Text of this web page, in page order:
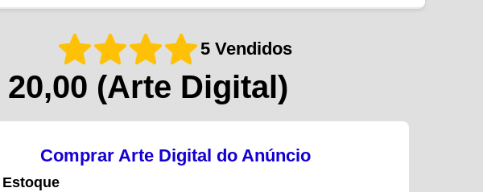
5 Vendidos
20,00 (Arte Digital)
Comprar Arte Digital do Anúncio
Estoque